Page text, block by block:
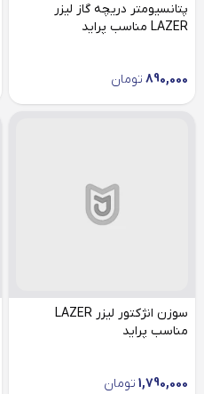
پتانسیومتر دریچه گاز لیزر
LAZER مناسب پراید
890,000 تومان
سوزن انژکتور لیزر LAZER
مناسب پراید
1,790,000 تومان